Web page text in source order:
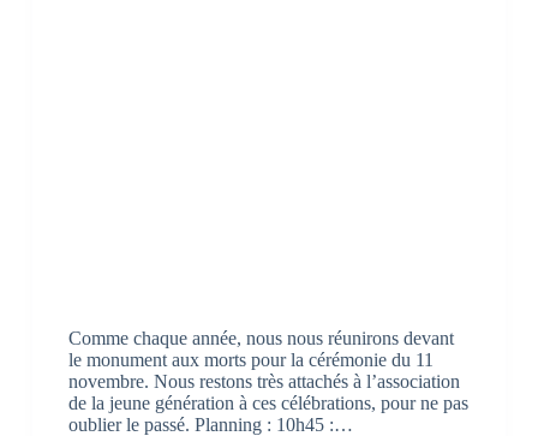
Comme chaque année, nous nous réunirons devant
le monument aux morts pour la cérémonie du 11
novembre. Nous restons très attachés à l’association
de la jeune génération à ces célébrations, pour ne pas
oublier le passé. Planning : 10h45 :…